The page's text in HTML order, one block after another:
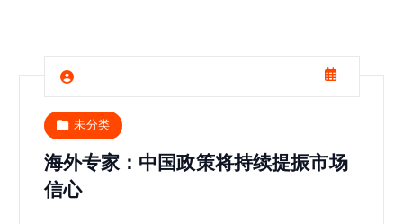
未分类
海外专家：中国政策将持续提振市场
信心